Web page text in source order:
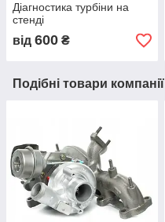
Діагностика турбіни на
стенді
від 600 ₴
Подібні товари компанії